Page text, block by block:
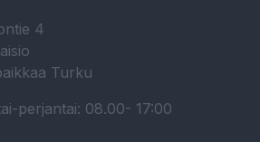
4
Turku
perjantai: 08.00- 17:00